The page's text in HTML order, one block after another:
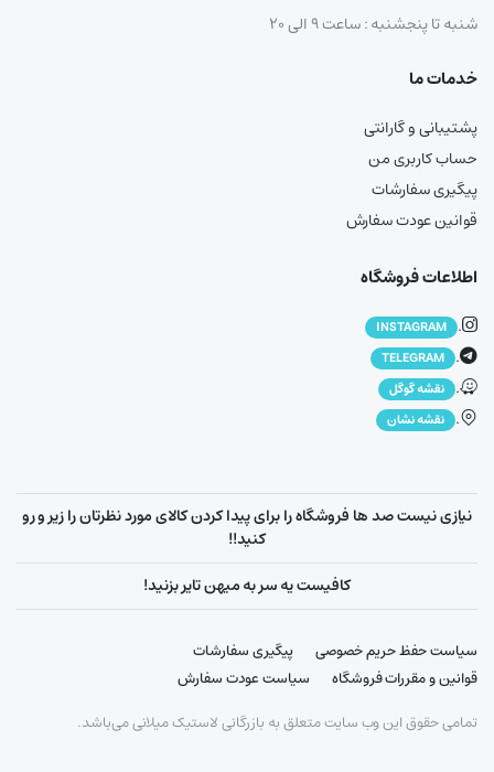
شنبه تا پنجشنبه : ساعت ۹ الی ۲۰
خدمات ما
پشتیبانی و گارانتی
حساب کاربری من
پیگیری سفارشات
قوانین عودت سفارش
اطلاعات فروشگاه
.
INSTAGRAM
.
TELEGRAM
. نقشه گوگل
. نقشه نشان
نیازی نیست صد ها فروشگاه را برای پیدا کردن کالای مورد نظرتان را زیر و رو
کنید!!
کافیست یه سر به میهن تایر بزنید!
سیاست حفظ حریم خصوصی
پیگیری سفارشات
قوانین و مقررات فروشگاه
سیاست عودت سفارش
تمامی حقوق این وب سایت متعلق به بازرگانی لاستیک میلانی می‌باشد.